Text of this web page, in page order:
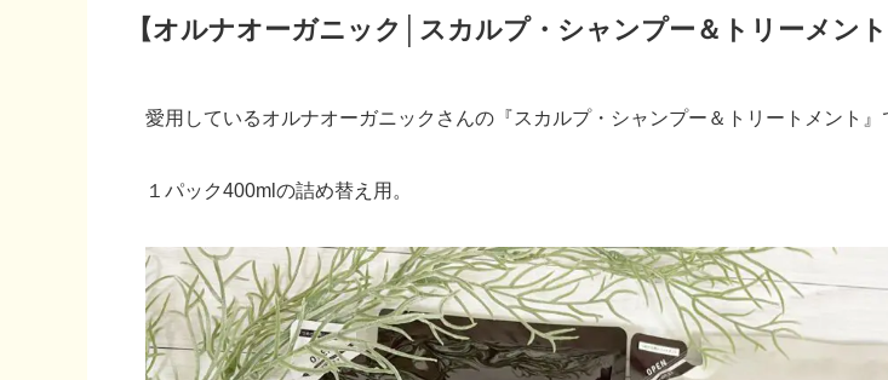
【オルナオーガニック│スカルプ・シャンプー＆トリーメント
愛用しているオルナオーガニックさんの『スカルプ・シャンプー＆トリートメント』
１パック400mlの詰め替え用。